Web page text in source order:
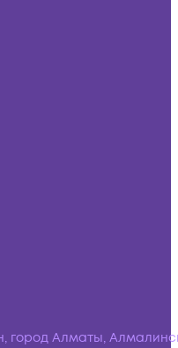
город Алматы,